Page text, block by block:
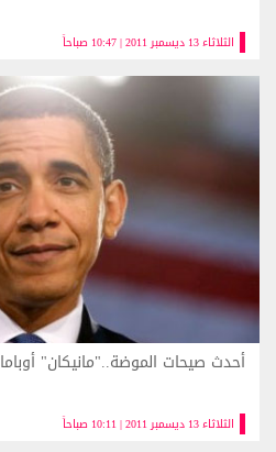
الثلاثاء 13 ديسمبر 2011 | 10:47 صباحاً
الثلاثاء 13 ديسمبر 2011 | 10:11 صباحاً
أحدث صيحات الموضة.."مانيكان" أوباما